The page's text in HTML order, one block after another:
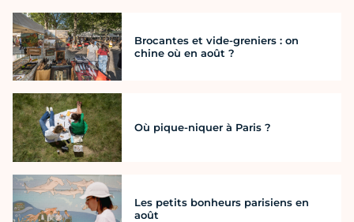
Brocantes et vide-greniers : on
chine où en août ?
Où pique-niquer à Paris ?
Les petits bonheurs parisiens en
août